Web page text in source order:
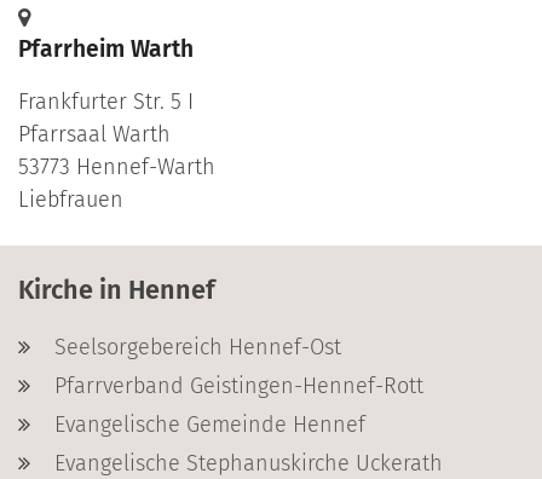
Pfarrheim Warth
Frankfurter Str. 5 I
Pfarrsaal Warth
53773 Hennef-Warth
Liebfrauen
Kirche in Hennef
Seelsorgebereich Hennef-Ost
Pfarrverband Geistingen-Hennef-Rott
Evangelische Gemeinde Hennef
Evangelische Stephanuskirche Uckerath